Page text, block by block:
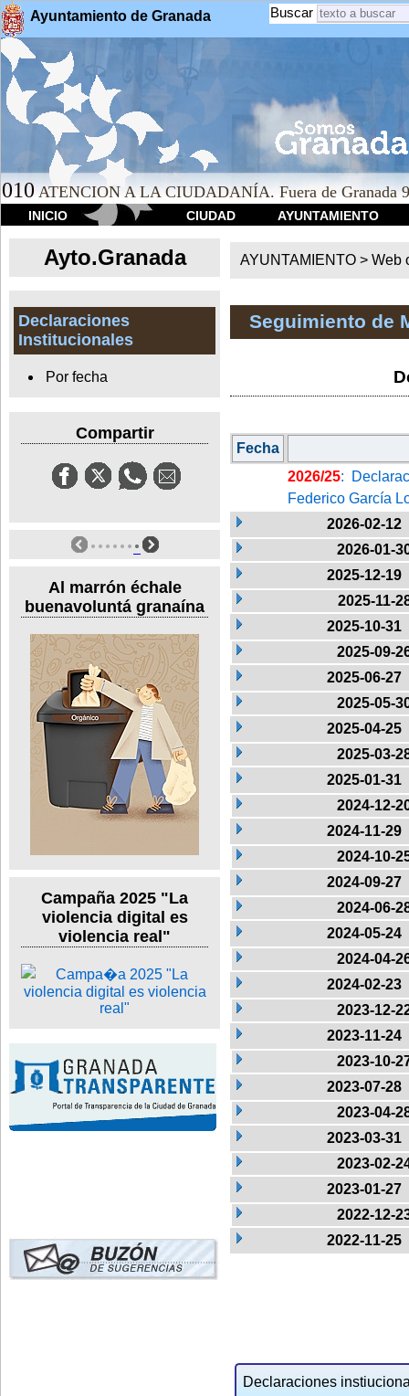
Ayuntamiento de Granada Buscar
010 ATENCION A LA CIUDADANÍA. Fuera de Granada
INICIO CIUDAD AYUNTAMIENTO
Ayto.Granada
Declaraciones
Institucionales
Por fecha
Compartir
Al marrón échale
buenavoluntá granaína
Campaña 2025 "La
violencia digital es
violencia real"
AYUNTAMIENTO > Web
Seguimiento de
Fecha
2026/25:
Federico García
2026-02-12
2026-01-
2025-12-19
2025-11-
2025-10-31
2025-09-
2025-06-27
2025-05-
2025-04-25
2025-03-
2025-01-31
2024-12-
2024-11-29
2024-10-
2024-09-27
2024-06-
2024-05-24
2024-04-
2024-02-23
2023-12-
2023-11-24
2023-10-
2023-07-28
2023-04-
2023-03-31
2023-02-
2023-01-27
2022-12-
2022-11-25
Declaraciones